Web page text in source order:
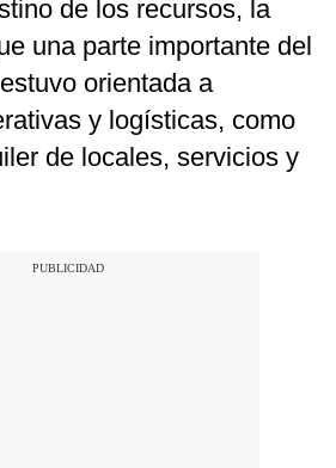
de los recursos, la
una parte importante del
orientada a
y logísticas, como
de locales, servicios y